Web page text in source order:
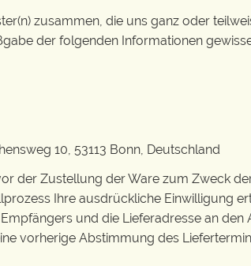
zusammen, die uns ganz oder
der folgenden Informationen
10, 53113 Bonn, Deutschland
der Zustellung der Ware zum Zweck
Ihre ausdrückliche Einwilligung
und die Lieferadresse an den
vorherige Abstimmung des